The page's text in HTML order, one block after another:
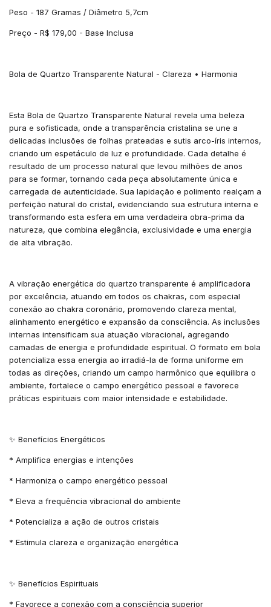
Peso - 187 Gramas / Diâmetro 5,7cm
Preço - R$ 179,00 - Base Inclusa
Bola de Quartzo Transparente Natural - Clareza • Harmonia
Esta Bola de Quartzo Transparente Natural revela uma beleza
pura e sofisticada, onde a transparência cristalina se une a
delicadas inclusões de folhas prateadas e sutis arco-íris internos,
criando um espetáculo de luz e profundidade. Cada detalhe é
resultado de um processo natural que levou milhões de anos
para se formar, tornando cada peça absolutamente única e
carregada de autenticidade. Sua lapidação e polimento realçam a
perfeição natural do cristal, evidenciando sua estrutura interna e
transformando esta esfera em uma verdadeira obra-prima da
natureza, que combina elegância, exclusividade e uma energia
de alta vibração.
A vibração energética do quartzo transparente é amplificadora
por excelência, atuando em todos os chakras, com especial
conexão ao chakra coronário, promovendo clareza mental,
alinhamento energético e expansão da consciência. As inclusões
internas intensificam sua atuação vibracional, agregando
camadas de energia e profundidade espiritual. O formato em bola
potencializa essa energia ao irradiá-la de forma uniforme em
todas as direções, criando um campo harmônico que equilibra o
ambiente, fortalece o campo energético pessoal e favorece
práticas espirituais com maior intensidade e estabilidade.
✨ Benefícios Energéticos
* Amplifica energias e intenções
* Harmoniza o campo energético pessoal
* Eleva a frequência vibracional do ambiente
* Potencializa a ação de outros cristais
* Estimula clareza e organização energética
✨ Benefícios Espirituais
* Favorece a conexão com a consciência superior